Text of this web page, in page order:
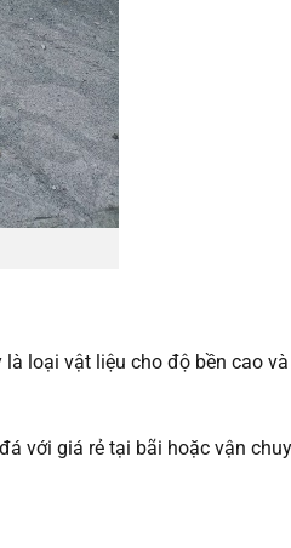
loại vật liệu cho độ bền cao
với giá rẻ tại bãi hoặc vận